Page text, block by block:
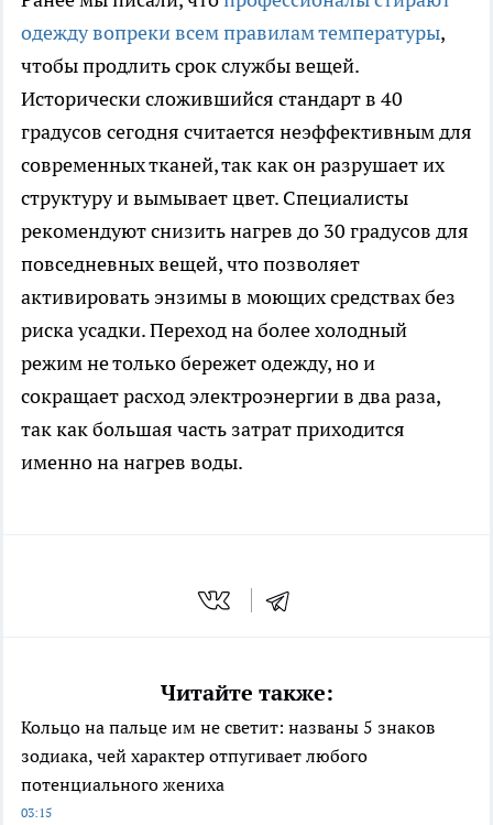
одежду вопреки всем правилам температуры,
чтобы продлить срок службы вещей.
Исторически сложившийся стандарт в 40
градусов сегодня считается неэффективным для
современных тканей, так как он разрушает их
структуру и вымывает цвет. Специалисты
рекомендуют снизить нагрев до 30 градусов для
повседневных вещей, что позволяет
активировать энзимы в моющих средствах без
риска усадки. Переход на более холодный
режим не только бережет одежду, но и
сокращает расход электроэнергии в два раза,
так как большая часть затрат приходится
именно на нагрев воды.
Читайте также:
Кольцо на пальце им не светит: названы 5 знаков
зодиака, чей характер отпугивает любого
потенциального жениха
03:15